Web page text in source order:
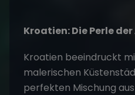
Kroatien: Die Perle
Kroatien beeindruckt
malerischen
perfekten Mischung